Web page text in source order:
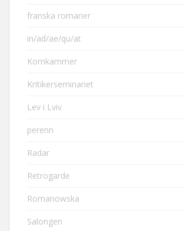
franska romaner
in/ad/ae/qu/at
Kornkammer
Kritikerseminariet
Lev i Lviv
perenn
Radar
Retrogarde
Romanowska
Salongen